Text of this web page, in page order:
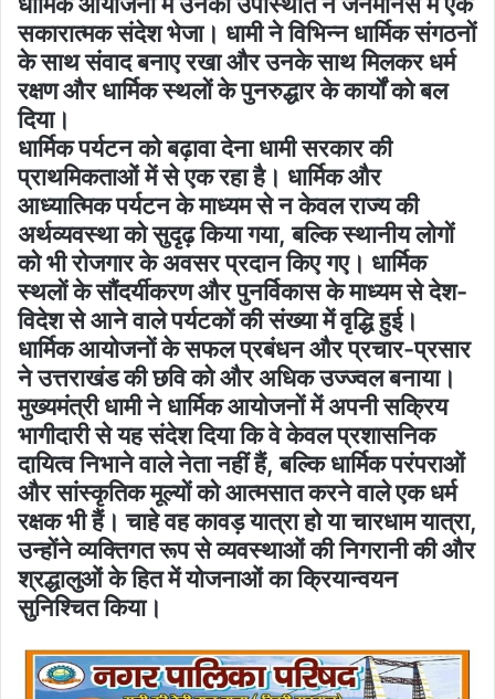
सकारात्मक संदेश भेजा। धामी ने विभिन्न धार्मिक संगठनों
के साथ संवाद बनाए रखा और उनके साथ मिलकर धर्म
रक्षण और धार्मिक स्थलों के पुनरुद्धार के कार्यों को बल
दिया।
धार्मिक पर्यटन को बढ़ावा देना धामी सरकार की
प्राथमिकताओं में से एक रहा है। धार्मिक और
आध्यात्मिक पर्यटन के माध्यम से न केवल राज्य की
अर्थव्यवस्था को सुदृढ़ किया गया, बल्कि स्थानीय लोगों
को भी रोजगार के अवसर प्रदान किए गए। धार्मिक
स्थलों के सौंदर्यीकरण और पुनर्विकास के माध्यम से देश-
विदेश से आने वाले पर्यटकों की संख्या में वृद्धि हुई।
धार्मिक आयोजनों के सफल प्रबंधन और प्रचार-प्रसार
ने उत्तराखंड की छवि को और अधिक उज्ज्वल बनाया।
मुख्यमंत्री धामी ने धार्मिक आयोजनों में अपनी सक्रिय
भागीदारी से यह संदेश दिया कि वे केवल प्रशासनिक
दायित्व निभाने वाले नेता नहीं हैं, बल्कि धार्मिक परंपराओं
और सांस्कृतिक मूल्यों को आत्मसात करने वाले एक धर्म
रक्षक भी हैं। चाहे वह कावड़ यात्रा हो या चारधाम यात्रा,
उन्होंने व्यक्तिगत रूप से व्यवस्थाओं की निगरानी की और
श्रद्धालुओं के हित में योजनाओं का क्रियान्वयन
सुनिश्चित किया।